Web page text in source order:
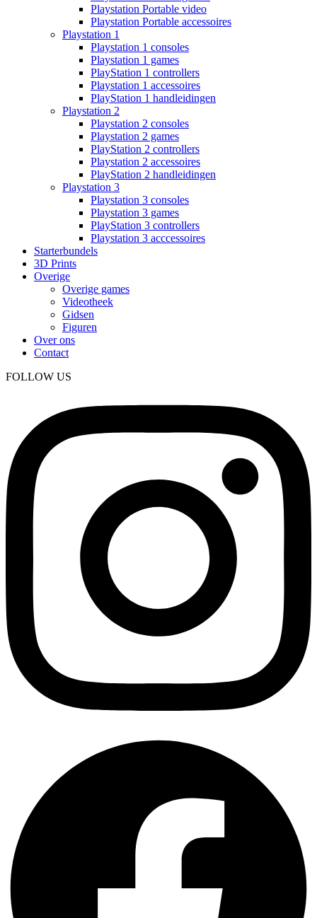
Playstation Portable video
Playstation Portable accessoires
Playstation 1
Playstation 1 consoles
Playstation 1 games
PlayStation 1 controllers
Playstation 1 accessoires
PlayStation 1 handleidingen
Playstation 2
Playstation 2 consoles
Playstation 2 games
PlayStation 2 controllers
Playstation 2 accessoires
PlayStation 2 handleidingen
Playstation 3
Playstation 3 consoles
Playstation 3 games
PlayStation 3 controllers
Playstation 3 acccessoires
Starterbundels
3D Prints
Overige
Overige games
Videotheek
Gidsen
Figuren
Over ons
Contact
FOLLOW US